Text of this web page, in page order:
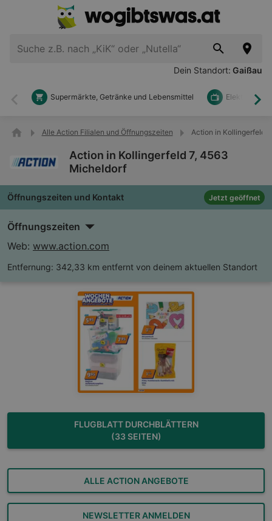
Dein Standort: Gaißau
Zurück
Supermärkte, Getränke und Lebensmittel Elektronik
Alle Action Filialen und Öffnungszeiten Action in Kollingerfeld
Action in Kollingerfeld 7, 4563
Micheldorf
Öffnungszeiten und Kontakt Jetzt geöffnet
Öffnungszeiten
Web: www.action.com
Entfernung: 342,33 km entfernt von deinem aktuellen Standort
FLUGBLATT DURCHBLÄTTERN
(33 SEITEN)
ALLE ACTION ANGEBOTE
NEWSLETTER ANMELDEN